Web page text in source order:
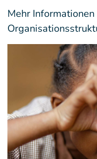
Mehr